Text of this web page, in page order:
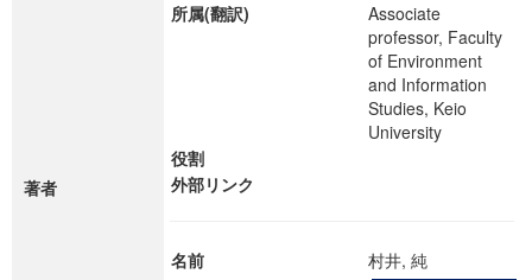
著者
所属(翻訳)
Associate
professor, Faculty
of Environment
and Information
Studies, Keio
University
役割
外部リンク
名前 村井, 純